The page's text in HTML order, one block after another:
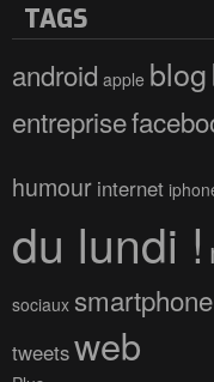
TAGS
android apple blog
entreprise
humour internet
du lundi !
sociaux smartphone
tweetsweb